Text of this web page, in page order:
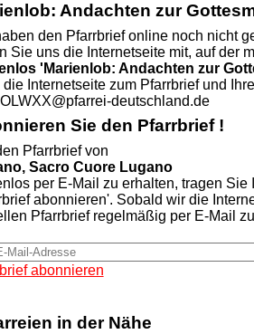
Andachten zur
den Pfarrbrief online noch nicht
Sie uns die Internetseite mit, auf der
'Marienlob: Andachten zur
die Internetseite zum Pfarrbrief und
deutschland.de
Sie den Pfarrbrief !
Pfarrbrief von
Sacro Cuore Lugano
per E-Mail zu erhalten, tragen
abonnieren'. Sobald wir die
Pfarrbrief regelmäßig per E-Mail
abonnieren
in der Nähe